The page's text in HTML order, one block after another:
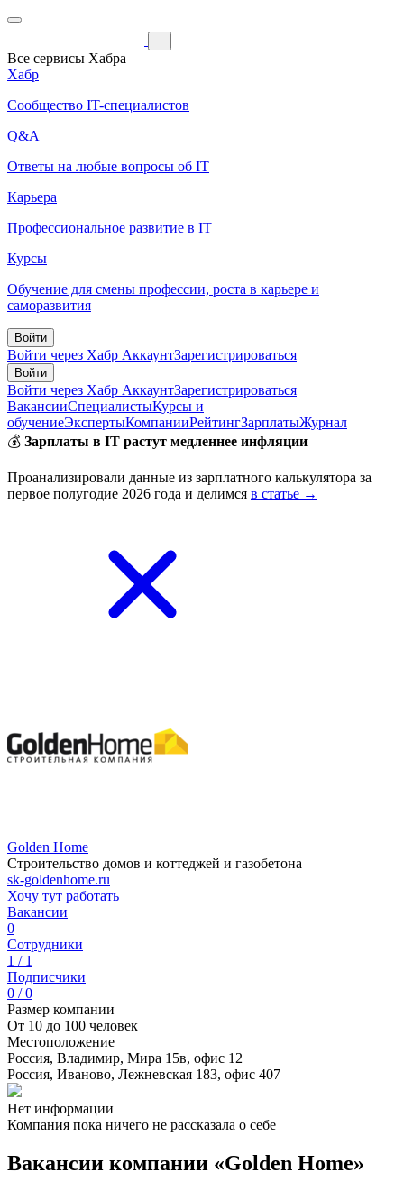
Все сервисы Хабра
Хабр
Сообщество IT-специалистов
Q&A
Ответы на любые вопросы об IT
Карьера
Профессиональное развитие в IT
Курсы
Обучение для смены профессии, роста в карьере и
саморазвития
Войти
Войти через Хабр АккаунтЗарегистрироваться
Войти
Войти через Хабр АккаунтЗарегистрироваться
ВакансииСпециалистыКурсы и
обучениеЭкспертыКомпанииРейтингЗарплатыЖурнал
💰 Зарплаты в IT растут медленнее инфляции
Проанализировали данные из зарплатного калькулятора за
первое полугодие 2026 года и делимся в статье →
Golden Home
Строительство домов и коттеджей и газобетона
sk-goldenhome.ru
Хочу тут работать
Вакансии
0
Сотрудники
1 / 1
Подписчики
0 / 0
Размер компании
От 10 до 100 человек
Местоположение
Россия, Владимир, Мира 15в, офис 12
Россия, Иваново, Лежневская 183, офис 407
Нет информации
Компания пока ничего не рассказала о себе
Вакансии компании «Golden Home»